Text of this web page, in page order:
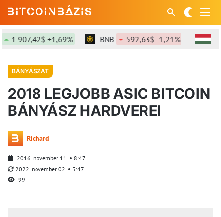
+1,69% BNB 592,63$ -1,21% SOL
BÁNYÁSZAT
2018 LEGJOBB ASIC BITCOIN
BÁNYÁSZ HARDVEREI
Richard
2016. november 11.
8:47
2022. november 02.
3:47
99